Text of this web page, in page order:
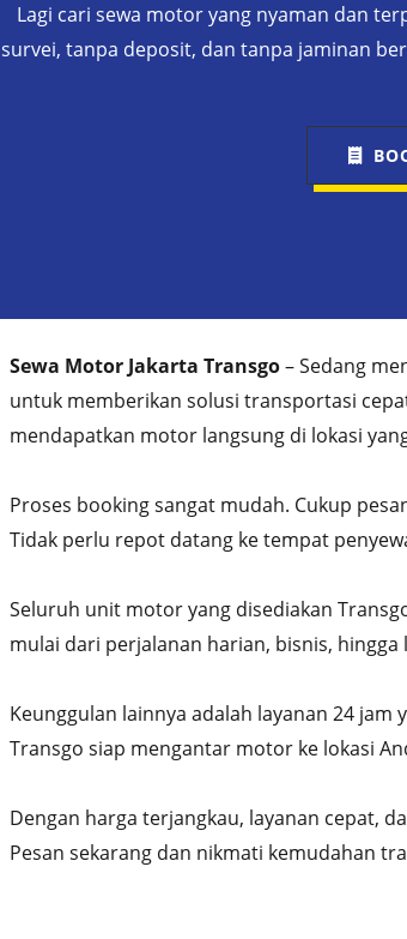
Lagi cari sewa motor yang nyaman dan
survei, tanpa deposit, dan tanpa jaminan
Sewa Motor Jakarta Transgo– Sedang
untuk memberikan solusi transportasi
mendapatkan motor langsung di lokasi
Proses booking sangat mudah. Cukup
Tidak perlu repot datang ke tempat
Seluruh unit motor yang disediakan
mulai dari perjalanan harian, bisnis, hingga
Keunggulan lainnya adalah layanan 24
Transgo siap mengantar motor ke lokasi
Dengan harga terjangkau, layanan cepat,
Pesan sekarang dan nikmati kemudahan